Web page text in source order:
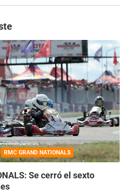
RMC GRAND NATIONALS
Se cerró el sexto